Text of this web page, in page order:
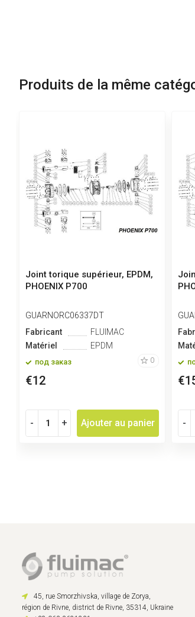
Produits de la même
Joint torique supérieur, EPDM,
PHOENIX P700
GUARNORC06337DT
Fabricant
FLUIMAC
Matériel
EPDM
под заказ 0
€12
- + Ajouter au panier -
45, rue Smorzhivska, village de Zorya,
région de Rivne, district de Rivne, 35314, Ukraine